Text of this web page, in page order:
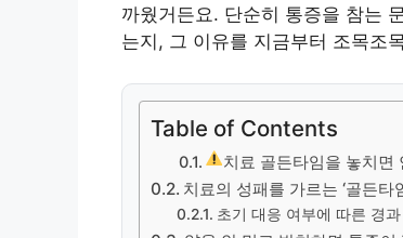
까웠거든요. 단순히 통증을 참는
는지, 그 이유를 지금부터 조목조
Table of Contents
치료 골든타임을 놓치면
치료의 성패를 가르는 ‘골든타
초기 대응 여부에 따른 경과